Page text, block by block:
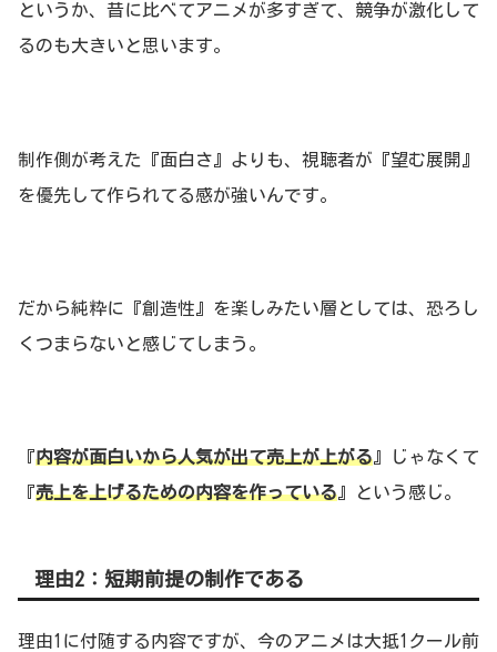
というか、昔に比べてアニメが多すぎて、競争が激化して
るのも大きいと思います。
制作側が考えた『面白さ』よりも、視聴者が『望む展開』
を優先して作られてる感が強いんです。
だから純粋に『創造性』を楽しみたい層としては、恐ろし
くつまらないと感じてしまう。
『内容が面白いから人気が出て売上が上がる』じゃなくて
『売上を上げるための内容を作っている』という感じ。
理由2：短期前提の制作である
理由1に付随する内容ですが、今のアニメは大抵1クール前